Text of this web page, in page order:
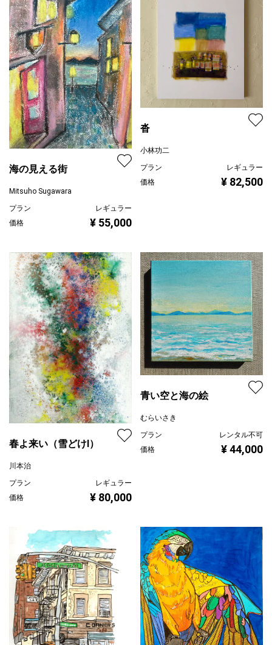
海の見える街
Mitsuho Sugawara
プラン
レギュラー
価格
¥ 55,000
沓
小林功二
プラン
レギュラー
価格
¥ 82,500
春よ来い（雪どけⅠ）
川本治
プラン
レギュラー
価格
¥ 80,000
青い空と海の絵
むらいさき
プラン
レンタル不可
価格
¥ 44,000